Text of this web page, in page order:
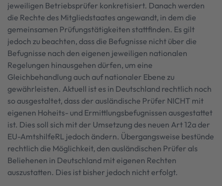
jeweiligen Betriebsprüfer konkretisiert. Danach werden
die Rechte des Mitgliedstaates angewandt, in dem die
gemeinsamen Prüfungstätigkeiten stattfinden. Es gilt
jedoch zu beachten, dass die Befugnisse nicht über die
Befugnisse nach den eigenen jeweiligen nationalen
Regelungen hinausgehen dürfen, um eine
Gleichbehandlung auch auf nationaler Ebene zu
gewährleisten. Aktuell ist es in Deutschland rechtlich noch
so ausgestaltet, dass der ausländische Prüfer NICHT mit
eigenen Hoheits- und Ermittlungsbefugnissen ausgestattet
ist. Dies soll sich mit der Umsetzung des neuen Art 12a der
EU-AmtshilfeRL jedoch ändern. Übergangsweise bestünde
rechtlich die Möglichkeit, den ausländischen Prüfer als
Beliehenen in Deutschland mit eigenen Rechten
auszustatten. Dies ist bisher jedoch nicht erfolgt.